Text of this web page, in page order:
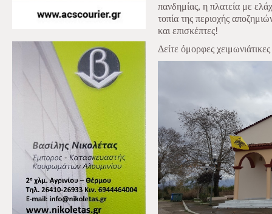
πανδημίας, η πλατεία με
τοπία της περιοχής
και επισκέπτες!
Δείτε όμορφες χειμωνιάτικες